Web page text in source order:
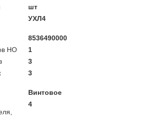
шт
УХЛ4
8536490000
НО
1
3
3
Винтовое
4